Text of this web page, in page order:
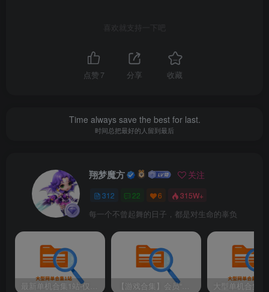
喜欢就支持一下吧
点赞 7 分享 收藏
Time always save the best for last.
时间总把最好的人留到最后
翔梦魔方 关注
312 22 6 315W+
每一个不曾起舞的日子，都是对生命的辜负
最新单机合集1站-仅本站用户可下载（直链满速下载） 【游戏合集】会员“知己”分享 1T网游单机大合集 某宝购买收集 带架设教程视频(部分免虚拟机一键端 )